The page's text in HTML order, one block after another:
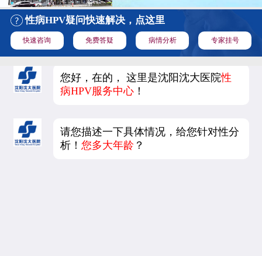
性病HPV疑问快速解决，点这里
快速咨询 免费答疑 病情分析 专家挂号
您好，在的， 这里是沈阳沈大医院性
病HPV服务中心！
请您描述一下具体情况，给您针对性分
析！ 您多大年龄？